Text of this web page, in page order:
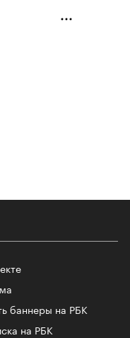
баннеры на РБК
на РБК